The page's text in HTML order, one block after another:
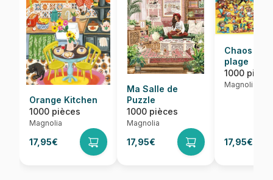
Orange Kitchen
1000 pièces
Magnolia
17,95€
Ma Salle de
Puzzle
1000 pièces
Magnolia
17,95€
Chaos sur
plage
1000
Magnolia
17,95€